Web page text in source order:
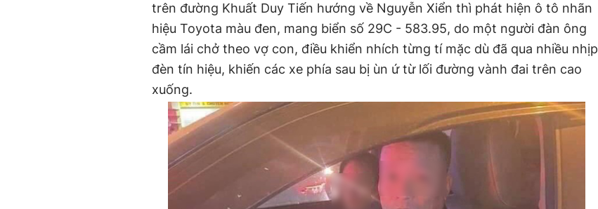
trên đường Khuất Duy Tiến hướng về Nguyễn Xiển thì phát hiện ô tô nhãn
hiệu Toyota màu đen, mang biển số 29C - 583.95, do một người đàn ông
cầm lái chở theo vợ con, điều khiển nhích từng tí mặc dù đã qua nhiều nhịp
đèn tín hiệu, khiến các xe phía sau bị ùn ứ từ lối đường vành đai trên cao
xuống.